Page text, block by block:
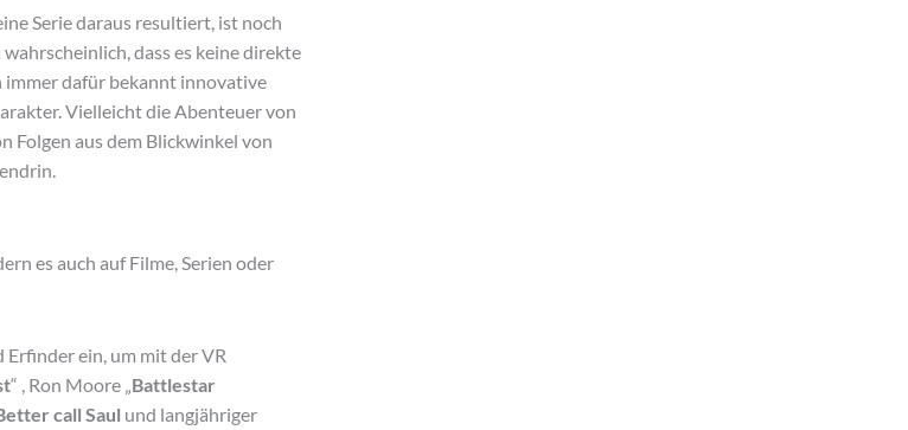
Serie daraus resultiert, ist noch
dass es keine direkte
immer dafür bekannt innovative
Vielleicht die Abenteuer von
Folgen aus dem Blickwinkel von
es auch auf Filme, Serien oder
Erfinder ein, um mit der VR
“ , Ron Moore „ Battlestar
call Saul und langjähriger